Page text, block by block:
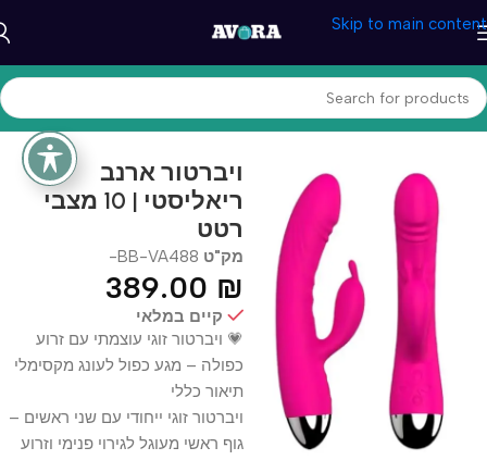
Skip to main content
עמוד הבית/בריאות ונוחות/בריאות מינית/ויברטורים ועוד
ויברטור ארנב
ריאליסטי | 10 מצבי
רטט
מק"ט BB-VA488-
389.00 ₪
קיים במלאי
💗 ויברטור זוגי עוצמתי עם זרוע
כפולה – מגע כפול לעונג מקסימלי
תיאור כללי
ויברטור זוגי ייחודי עם שני ראשים –
גוף ראשי מעוגל לגירוי פנימי וזרוע